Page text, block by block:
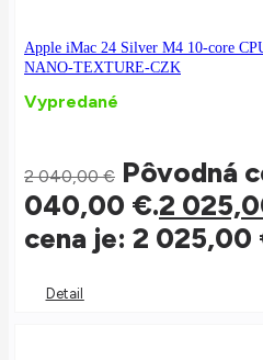
Apple iMac 24 Silver M4 10-core CPU 10-core GPU 16GB 256GB
NANO-TEXTURE-CZK
Vypredané
2 040,00€ Pôvodná
040,00 €.2
cena je: 2 025,00
Detail